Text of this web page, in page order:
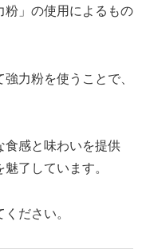
粉」の使用によるもの
力粉を使うことで、
食感と味わいを提供
了しています。
ださい。